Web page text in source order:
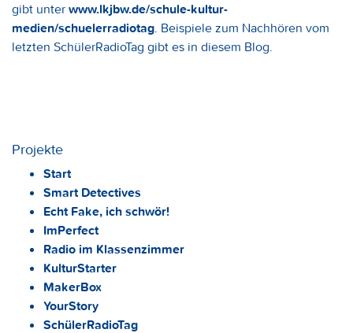
gibt unter www.lkjbw.de/schule-kultur-
medien/schuelerradiotag. Beispiele zum Nachhören vom
letzten SchülerRadioTag gibt es in diesem Blog.
Projekte
Start
Smart Detectives
Echt Fake, ich schwör!
ImPerfect
Radio im Klassenzimmer
KulturStarter
MakerBox
YourStory
SchülerRadioTag